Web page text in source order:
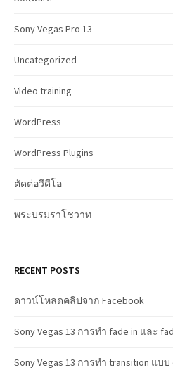
Sony Vegas Pro 13
Uncategorized
Video training
WordPress
WordPress Plugins
ตัดต่อวีดีโอ
พระบรมราโชวาท
RECENT POSTS
ดาวน์โหลดคลิปจาก Facebook
Sony Vegas 13 การทำ fade in และ
Sony Vegas 13 การทำ transition แบ